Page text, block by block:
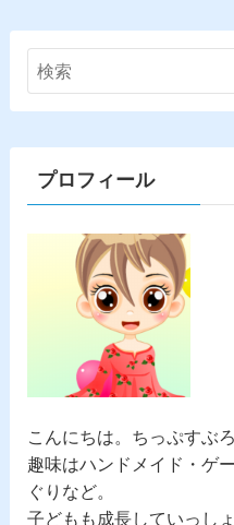
プロフィール
こんにちは。 ちっぷすぶ
趣味はハンドメイド・ゲ
ぐりなど。
子どもも成長していっし